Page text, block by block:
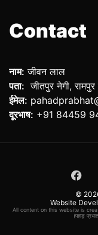
Contact
नाम: जीवन लाल
पता: जीतपुर नेगी, रामपुर
ईमेल:
दूरभाष: +91 84459
©
Website
All content on this website is
(पहाड़